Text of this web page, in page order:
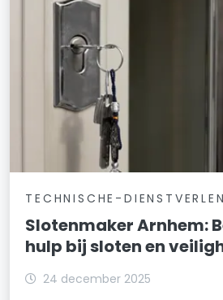
TECHNISCHE-
Slotenmaker Arnhem:
hulp bij sloten en
24 december 2025